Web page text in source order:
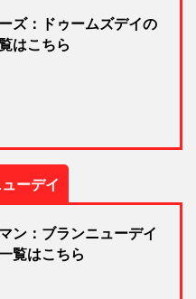
ズ：ドゥームズデイの
はこちら
ーデイ
ン：ブランニューデイ
覧はこちら